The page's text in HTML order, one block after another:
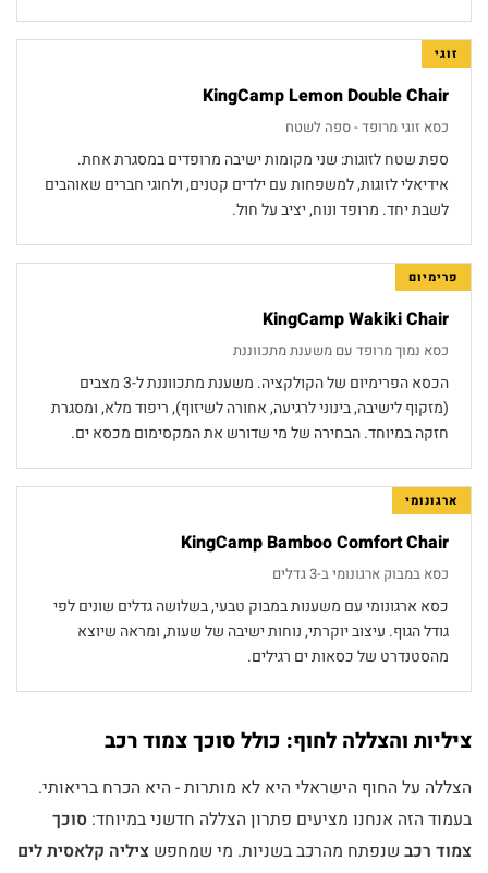
זוגי
KingCamp Lemon Double Chair
כסא זוגי מרופד - ספה לשטח
ספת שטח לזוגות: שני מקומות ישיבה מרופדים במסגרת אחת.
אידיאלי לזוגות, למשפחות עם ילדים קטנים, ולחוגי חברים שאוהבים
לשבת יחד. מרופד ונוח, יציב על חול.
פרימיום
KingCamp Wakiki Chair
כסא נמוך מרופד עם משענת מתכווננת
הכסא הפרימיום של הקולקציה. משענת מתכווננת ל-3 מצבים
(מזקוף לישיבה, בינוני לרגיעה, אחורה לשיזוף), ריפוד מלא, ומסגרת
חזקה במיוחד. הבחירה של מי שדורש את המקסימום מכסא ים.
ארגונומי
KingCamp Bamboo Comfort Chair
כסא במבוק ארגונומי ב-3 גדלים
כסא ארגונומי עם משענות במבוק טבעי, בשלושה גדלים שונים לפי
גודל הגוף. עיצוב יוקרתי, נוחות ישיבה של שעות, ומראה שיוצא
מהסטנדרט של כסאות ים רגילים.
ציליות והצללה לחוף: כולל סוכך צמוד רכב
הצללה על החוף הישראלי היא לא מותרות - היא הכרח בריאותי.
בעמוד הזה אנחנו מציעים פתרון הצללה חדשני במיוחד: סוכך
צמוד רכב שנפתח מהרכב בשניות. מי שמחפש ציליה קלאסית לים